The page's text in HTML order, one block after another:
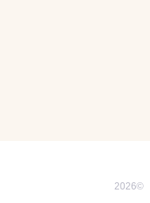
2026©